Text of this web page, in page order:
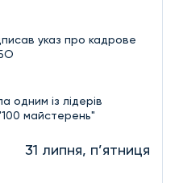
указ про кадрове
одним із лідерів
майстерень"
31 липня, п’ятниця